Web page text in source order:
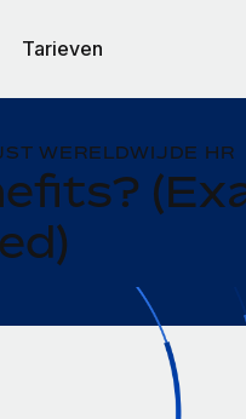
Tarieven
WERELDWIJDE HR